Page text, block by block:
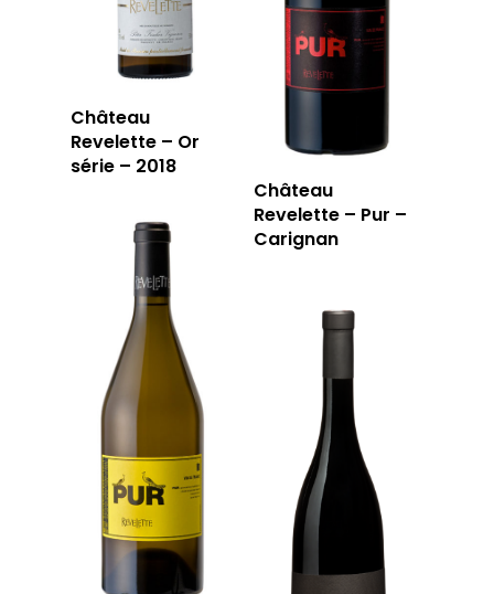
Château
Revelette – Or
série – 2018
Château
Revelette – Pur –
Carignan
13006 Marseille
T: 04 91 33 46 59